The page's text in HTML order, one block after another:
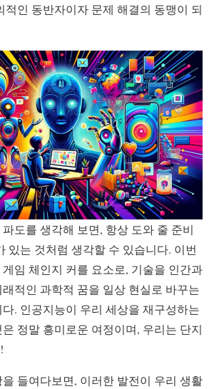
적인 동반자이자 문제 해결의 동맹이 되
도를 생각해 보면, 항상 도와 줄 준비
있는 것처럼 생각할 수 있습니다. 이번
임 체인지 커를 요소로, 기술을 인간과
적인 과학적 꿈을 일상 현실로 바꾸는
. 인공지능이 우리 세상을 재구성하는
정말 흥미로운 여정이며, 우리는 단지
들여다보면, 이러한 발전이 우리 생활